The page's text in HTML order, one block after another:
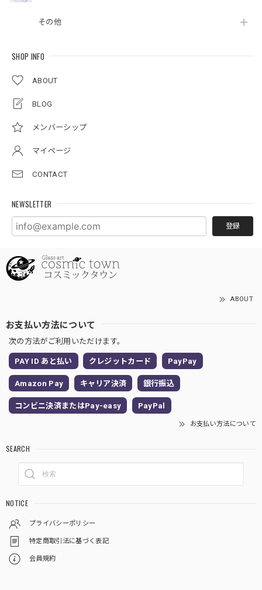
その他
SHOP INFO
ABOUT
BLOG
メンバーシップ
マイページ
CONTACT
NEWSLETTER
登録
ABOUT
お支払い方法について
次の方法がご利用いただけます。
PAY ID あと払い クレジットカード PayPay
Amazon Pay キャリア決済 銀行振込
コンビニ決済またはPay-easy PayPal
お支払い方法について
SEARCH
NOTICE
プライバシーポリシー
特定商取引法に基づく表記
会員規約